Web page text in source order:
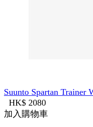
Suunto Spartan Trainer
HK$ 2080
加入購物車